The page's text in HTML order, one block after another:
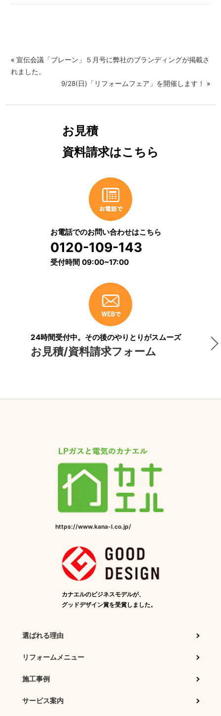
«宣伝会議「ブレーン」５月号に弊社のブランディングが掲載さ
れました。
9/28(日)「リフォームフェア」を開催します！
»
お見積
資料請求はこちら
お電話でのお問い合わせはこちら
0120-109-143
受付時間 09:00~17:00
24時間受付中。その後のやりとりがスムーズ
お見積/資料請求フォーム
https://www.kana-l.co.jp/
カナエルのビジネスモデルが、
グッドデザイン賞を受賞しました。
選ばれる理由
リフォームメニュー
施工事例
サービス案内